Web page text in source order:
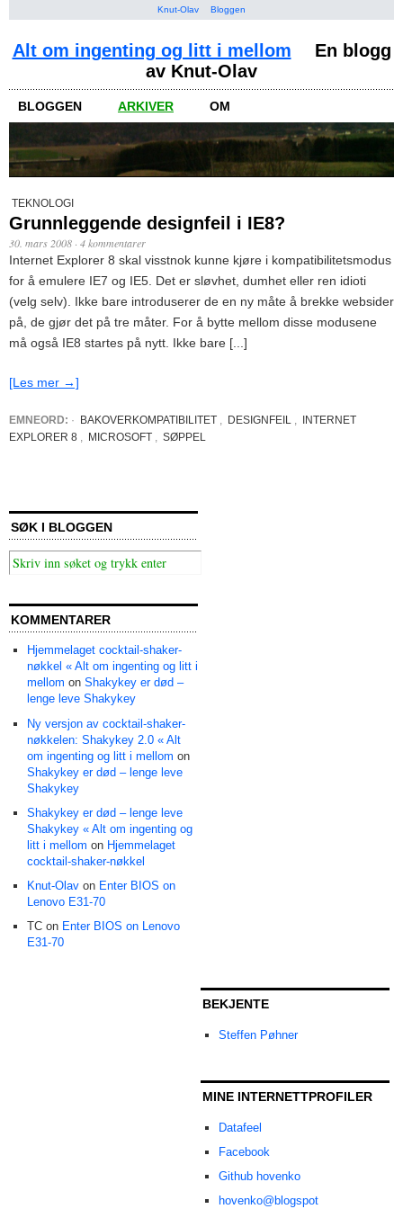
Knut-Olav Bloggen
Alt om ingenting og litt i mellom
En blogg
av Knut-Olav
BLOGGEN ARKIVER OM
TEKNOLOGI
Grunnleggende designfeil i IE8?
30. mars 2008 · 4 kommentarer
Internet Explorer 8 skal visstnok kunne kjøre i kompatibilitetsmodus
for å emulere IE7 og IE5. Det er sløvhet, dumhet eller ren idioti
(velg selv). Ikke bare introduserer de en ny måte å brekke websider
på, de gjør det på tre måter. For å bytte mellom disse modusene
må også IE8 startes på nytt. Ikke bare [...]
[Les mer →]
EMNEORD: · BAKOVERKOMPATIBILITET , DESIGNFEIL ,
INTERNET
EXPLORER 8 , MICROSOFT , SØPPEL
SØK I BLOGGEN
KOMMENTARER
Hjemmelaget cocktail-shaker-
nøkkel « Alt om ingenting og litt i
mellom on Shakykey er død –
lenge leve Shakykey
Ny versjon av cocktail-shaker-
nøkkelen: Shakykey 2.0 « Alt
om ingenting og litt i mellom on
Shakykey er død – lenge leve
Shakykey
Shakykey er død – lenge leve
Shakykey « Alt om ingenting og
litt i mellom on Hjemmelaget
cocktail-shaker-nøkkel
Knut-Olav on Enter BIOS on
Lenovo E31-70
TC on Enter BIOS on Lenovo
E31-70
BEKJENTE
Steffen Pøhner
MINE INTERNETTPROFILER
Datafeel
Facebook
Github hovenko
hovenko@blogspot